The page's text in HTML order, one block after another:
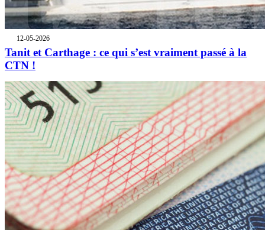
12-05-2026
Tanit et Carthage : ce qui s’est vraiment passé à la
CTN !